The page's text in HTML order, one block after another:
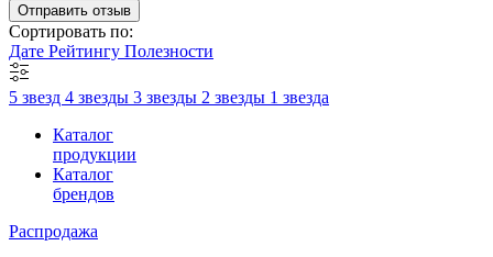
Отправить отзыв
Сортировать по:
Дате Рейтингу Полезности
5 звезд 4 звезды 3 звезды 2 звезды 1 звезда
Каталог
продукции
Каталог
брендов
Распродажа